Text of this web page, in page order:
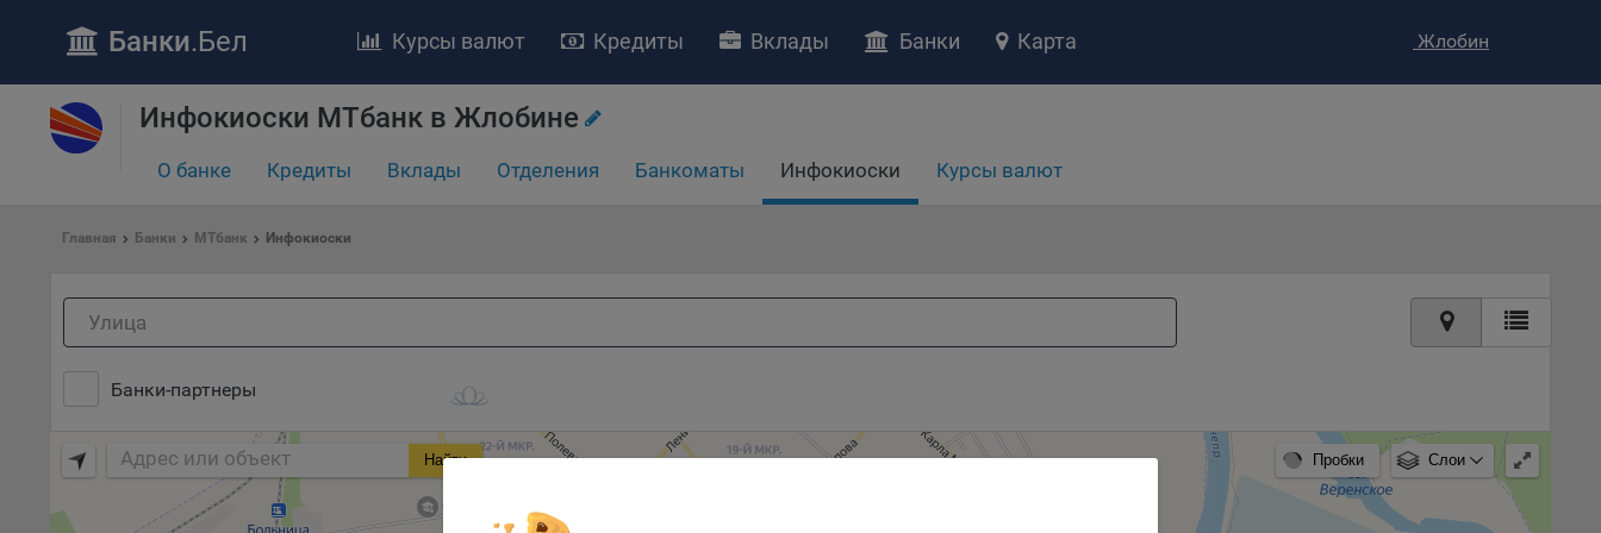
Общество с ограниченной ответственностью «Майфин» (далее –
уделяет особое внимание защите персональных данных при их обработке и
ответственно подходит к соблюдению прав субъектов персональных данных.
Утверждение положения о политике обработки файлов cookie (далее –
«Закон»).
процесс такой обработки.
указанных в пункте 3 Политики, при их посещении для отражения действий,
Банки.Бел Жлобин
Курсы валют Кредиты Вклады Банки Карта
Инфокиоски МТбанк в Жлобине
О банке Кредиты Вклады Отделения Банкоматы Инфокиоски Курсы валют
Главная Банки МТбанк Инфокиоски
Банки-партнеры
Найти Пробки Слои